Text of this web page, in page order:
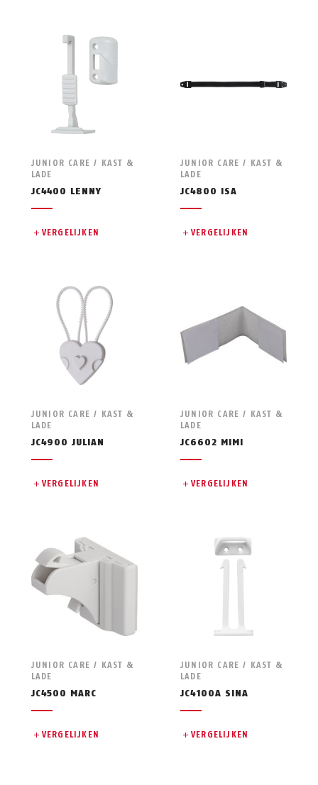
JUNIOR CARE / KAST &
LADE
JC4400 LENNY
VERGELIJKEN
JUNIOR CARE / KAST &
LADE
JC4800 ISA
VERGELIJKEN
JUNIOR CARE / KAST &
LADE
JC4900 JULIAN
VERGELIJKEN
JUNIOR CARE / KAST &
LADE
JC6602 MIMI
VERGELIJKEN
JUNIOR CARE / KAST &
LADE
JC4500 MARC
VERGELIJKEN
JUNIOR CARE / KAST &
LADE
JC4100A SINA
VERGELIJKEN